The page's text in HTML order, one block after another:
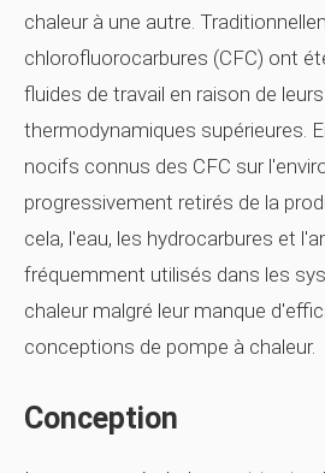
chaleur à une autre.
chlorofluorocarbures (CFC) ont
fluides de travail en raison de
thermodynamiques supérieures.
nocifs connus des CFC sur
progressivement retirés de la
cela, l'eau, les hydrocarbures et
fréquemment utilisés dans les
chaleur malgré leur manque
conceptions de pompe à chaleur.
Conception